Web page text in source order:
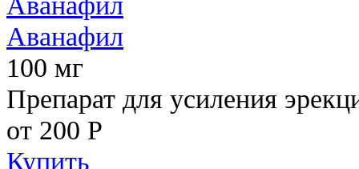
Аванафил
100 мг
Препарат для усиления
от 200 Р
Купить